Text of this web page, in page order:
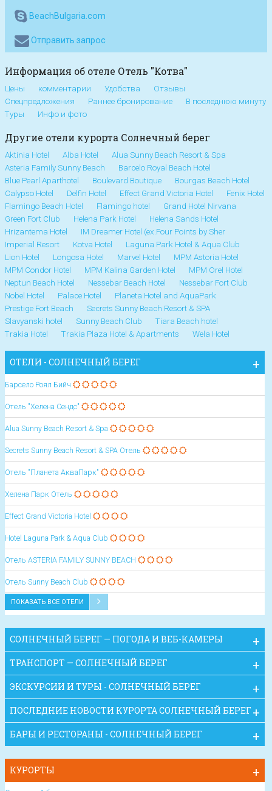
BeachBulgaria.com
Отправить запрос
Информация об отеле Отель "Котва"
Цены комментарии Удобства
Отзывы
Спецпредложения
Раннее бронирование
В последнюю минуту
Туры
Инфо и фото
Другие отели курорта Солнечный берег
Aktinia Hotel Alba Hotel
Alua Sunny Beach Resort & Spa
Asteria Family Sunny Beach
Barcelo Royal Beach Hotel
Blue Pearl Aparthotel
Boulevard Boutique
Bourgas Beach Hotel
Calypso Hotel
Delfin Hotel Effect Grand Victoria Hotel
Fenix Hotel
Flamingo Beach Hotel
Flamingo hotel
Grand Hotel Nirvana
Green Fort Club
Helena Park Hotel
Helena Sands Hotel
Hrizantema Hotel
IM Dreamer Hotel (ex.Four Points by Sher
Imperial Resort
Kotva Hotel
Laguna Park Hotel & Aqua Club
Lion Hotel
Longosa Hotel Marvel Hotel
MPM Astoria Hotel
MPM Condor Hotel
MPM Kalina Garden Hotel
MPM Orel Hotel
Neptun Beach Hotel
Nessebar Beach Hotel
Nessebar Fort Club
Nobel Hotel
Palace Hotel
Planeta Hotel and AquaPark
Prestige Fort Beach
Secrets Sunny Beach Resort & SPA
Slavyanski hotel
Sunny Beach Club
Tiara Beach hotel
Trakia Hotel
Trakia Plaza Hotel & Apartments Wela Hotel
ОТЕЛИ - СОЛНЕЧНЫЙ БЕРЕГ
Барсело Роял Бийч
Отель "Хелена Сендс"
Alua Sunny Beach Resort & Spa
Secrets Sunny Beach Resort & SPA Отель
Отель "Планета АкваПарк"
Хелена Парк Отель
Effect Grand Victoria Hotel
Hotel Laguna Park & Aqua Club
Oтель ASTERIA FAMILY SUNNY BEACH
Oтель Sunny Beach Club
ПОКАЗАТЬ ВСЕ ОТЕЛИ
СОЛНЕЧНЫЙ БЕРЕГ — ПОГОДА И ВЕБ-КАМЕРЫ
ТРАНСПОРТ — СОЛНЕЧНЫЙ БЕРЕГ
ЭКСКУРСИИ И ТУРЫ - СОЛНЕЧНЫЙ БЕРЕГ
ПОСЛЕДНИЕ НОВОСТИ КУРОРТА СОЛНЕЧНЫЙ БЕРЕГ
БАРЫ И РЕСТОРАНЫ - СОЛНЕЧНЫЙ БЕРЕГ
КУРОРТЫ